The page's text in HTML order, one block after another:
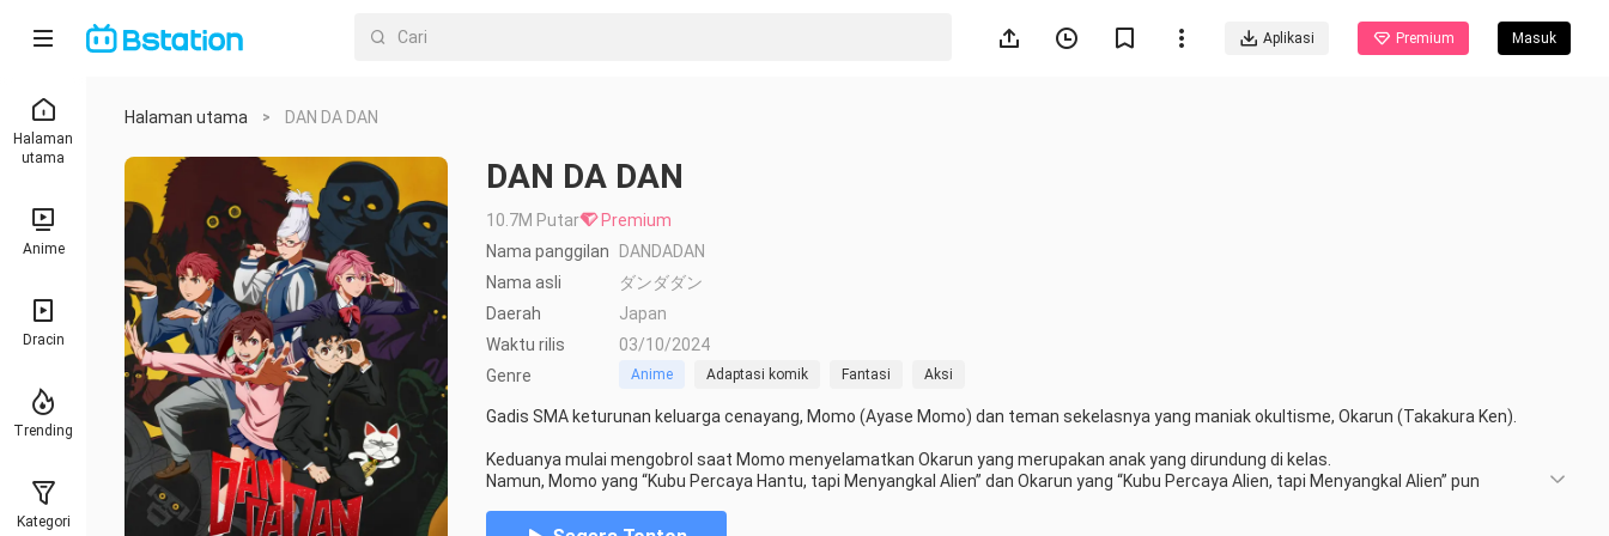
Aplikasi Premium Masuk
Halaman
utama
Anime
Dracin
Trending
Kategori
Halaman utama > DAN DA DAN
DAN DA DAN
10.7M Putar
Premium
Nama panggilan
DANDADAN
Nama asli
ダンダダン
Daerah
Japan
Waktu rilis
03/10/2024
Genre
Anime Adaptasi komik Fantasi Aksi
Gadis SMA keturunan keluarga cenayang, Momo (Ayase Momo) dan teman sekelasnya yang maniak okultisme, Okarun (Takakura Ken).
Keduanya mulai mengobrol saat Momo menyelamatkan Okarun yang merupakan anak yang dirundung di kelas.
Namun, Momo yang “Kubu Percaya Hantu, tapi Menyangkal Alien” dan Okarun yang “Kubu Percaya Alien, tapi Menyangkal Alien” pun